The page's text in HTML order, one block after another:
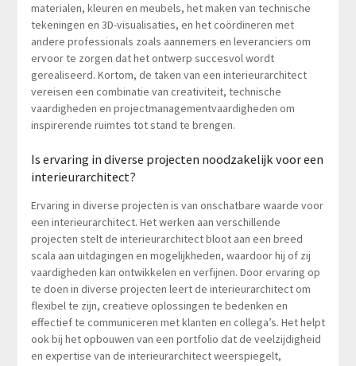
materialen, kleuren en meubels, het maken van technische
tekeningen en 3D-visualisaties, en het coördineren met
andere professionals zoals aannemers en leveranciers om
ervoor te zorgen dat het ontwerp succesvol wordt
gerealiseerd. Kortom, de taken van een interieurarchitect
vereisen een combinatie van creativiteit, technische
vaardigheden en projectmanagementvaardigheden om
inspirerende ruimtes tot stand te brengen.
Is ervaring in diverse projecten noodzakelijk voor een
interieurarchitect?
Ervaring in diverse projecten is van onschatbare waarde voor
een interieurarchitect. Het werken aan verschillende
projecten stelt de interieurarchitect bloot aan een breed
scala aan uitdagingen en mogelijkheden, waardoor hij of zij
vaardigheden kan ontwikkelen en verfijnen. Door ervaring op
te doen in diverse projecten leert de interieurarchitect om
flexibel te zijn, creatieve oplossingen te bedenken en
effectief te communiceren met klanten en collega’s. Het helpt
ook bij het opbouwen van een portfolio dat de veelzijdigheid
en expertise van de interieurarchitect weerspiegelt,